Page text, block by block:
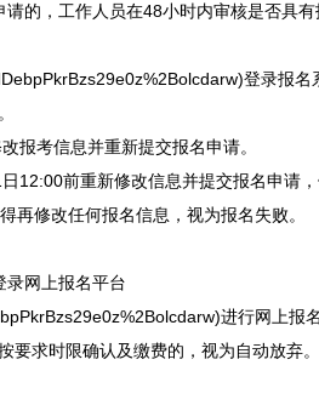
，工作人员在48小时内审核是否具有
登录报名
考信息并重新提交报名申请。
前重新修改信息并提交报名申请，
修改任何报名信息，视为报名失败。
网上报名平台
进行网上报
要求时限确认及缴费的，视为自动放弃。